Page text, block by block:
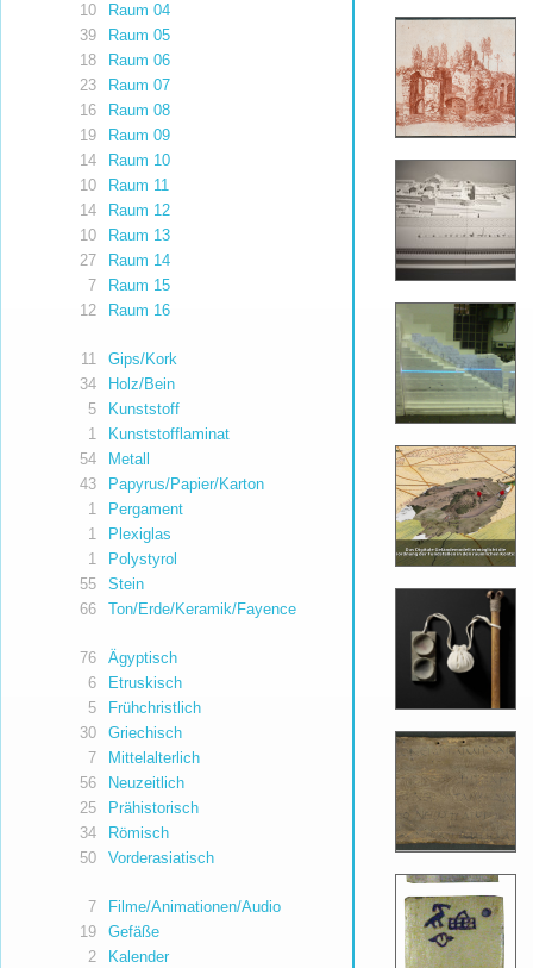
Raum 04
10
Raum 05
39
Raum 06
18
Raum 07
23
Raum 08
16
Raum 09
19
Raum 10
14
Raum 11
10
Raum 12
14
Raum 13
10
Raum 14
27
Raum 15
7
Raum 16
12
Gips/Kork
11
Holz/Bein
34
Kunststoff
5
Kunststofflaminat
1
Metall
54
Papyrus/Papier/Karton
43
Pergament
1
Plexiglas
1
Polystyrol
1
Stein
55
Ton/Erde/Keramik/Fayence
66
Ägyptisch
76
Etruskisch
6
Frühchristlich
5
Griechisch
30
Mittelalterlich
7
Neuzeitlich
56
Prähistorisch
25
Römisch
34
Vorderasiatisch
50
Filme/Animationen/Audio
7
Gefäße
19
Kalender
2